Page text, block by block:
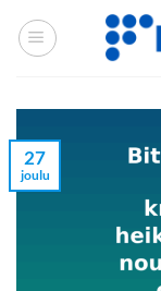
Siirry
sisältöön
27
joulu